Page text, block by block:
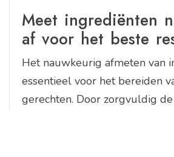
Meet ingrediënten
af voor het beste
Het nauwkeurig afmeten van
essentieel voor het bereiden
gerechten. Door zorgvuldig